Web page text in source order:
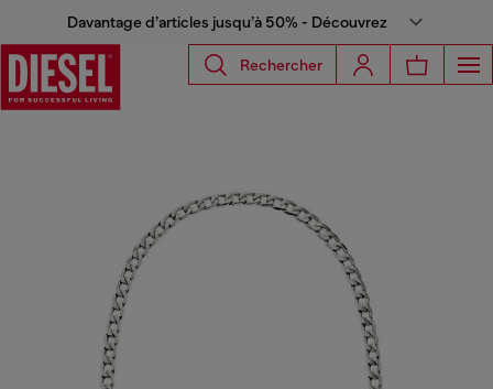
Davantage d’articles jusqu’à 50% - Découvrez
Rechercher